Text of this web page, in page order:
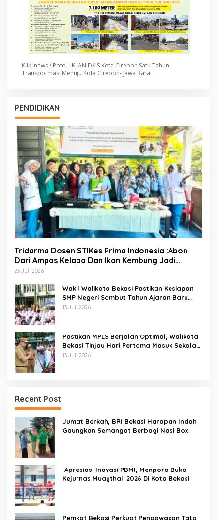
Klik Inews / Poto : IKLAN DKIS Kota Cirebon Satu Tahun
Transpormasi Menuju Kota Cirebon- Jawa Barat.
PENDIDIKAN
Tridarma Dosen STIKes Prima Indonesia :Abon
Dari Ampas Kelapa Dan Ikan Kembung Jadi
Inovasi PMT Balita Di Desa Mangunjaya Bekasi
23 Juli 2026
Wakil Walikota Bekasi Pastikan Kesiapan
SMP Negeri Sambut Tahun Ajaran Baru
2026
13 Juli 2026
Pastikan MPLS Berjalan Optimal, Walikota
Bekasi Tinjau Hari Pertama Masuk Sekolah
Di SMPN 12 Kota Bekasi
13 Juli 2026
Recent Post
Jumat Berkah, BRI Bekasi Harapan Indah
Gaungkan Semangat Berbagi Nasi Box
Apresiasi Inovasi PBMI, Menpora Buka
Kejurnas Muaythai 2026 Di Kota Bekasi
Pemkot Bekasi Perkuat Pengawasan Tata